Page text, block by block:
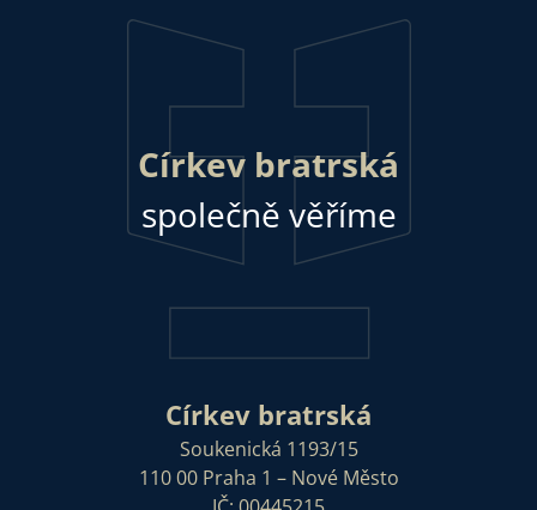
Církev bratrská
společně věříme
Církev bratrská
Soukenická 1193/15
110 00 Praha 1 – Nové Město